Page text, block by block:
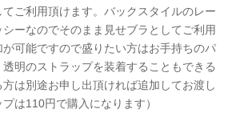
ご利用頂けます。バックスタイルのレー
ーなのでそのまま見せブラとしてご利用
可能ですので盛りたい方はお手持ちのパ
明のストラップを装着することもできる
は別途お申し出頂ければ追加してお渡し
は110円で購入になります）